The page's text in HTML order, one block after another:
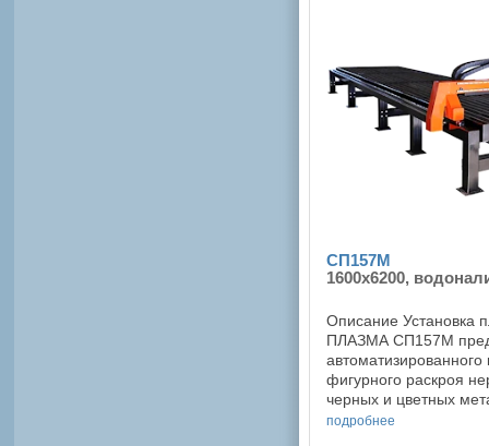
СП157М
1600x6200,
Описание Установка
ПЛАЗМА СП157М
автоматизированного
фигурного раскроя
черных и цветных
плазменной или газо-
подробнее